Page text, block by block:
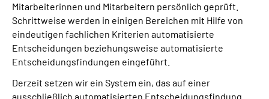
Mitarbeiterinnen und Mitarbeitern persönlich geprüft.
Schrittweise werden in einigen Bereichen mit Hilfe von
eindeutigen fachlichen Kriterien automatisierte
Entscheidungen beziehungsweise automatisierte
Entscheidungsfindungen eingeführt.
Derzeit setzen wir ein System ein, das auf einer
ausschließlich automatisierten Entscheidungs­findung